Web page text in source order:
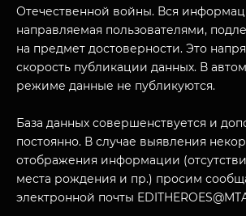
Отечественной войны. Вся
направляемая пользователями,
на предмет достоверности. Это
скорость публикации данных. В
режиме данные не публикуются.
База данных совершенствуется и
постоянно. В случае выявления
отображения информации
места рождения и пр.) просим
электронной почты